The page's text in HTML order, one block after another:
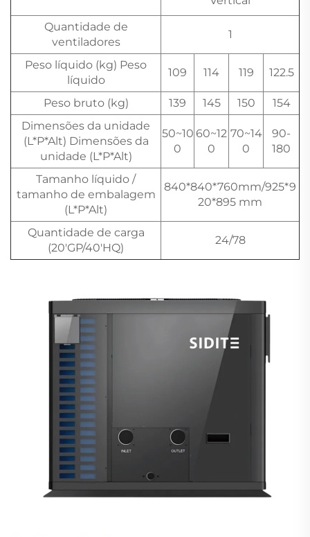
Quantidade de
ventiladores
1
Peso líquido (kg) Peso
líquido
109 114 119 122.5
Peso bruto (kg) 139 145 150
154
Dimensões da unidade
(L*P*Alt) Dimensões da
unidade (L*P*Alt)
50~10
0
60~12
0
70~14
0
90-
180
Tamanho líquido /
tamanho de embalagem
(L*P*Alt)
840*840*760mm/925*9
20*895 mm
Quantidade de carga
(20'GP/40'HQ)
24/78